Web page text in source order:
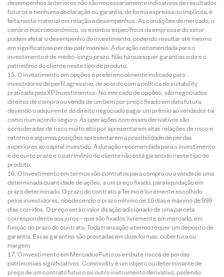
desempenhos anteriores não são necessariamente indicativos de resultados
futuros e nenhuma declaração ou garantia, de forma expressa ou implícita, é
feita neste material em relação a desempenhos. As condições de mercado, o
cenário macroeconômico, os eventos específicos da empresa e do setor
podem afetar o desempenho do investimento, podendo resultar até mesmo
em significativas perdas patrimoniais. A duração recomendada para o
investimento é de médio-longo prazo. Não há quaisquer garantias sobre o
patrimônio do cliente neste tipo de produto.
O investimento em opções é preferencialmente indicado para
investidores de perfil agressivo, de acordo com a política de suitability
praticada pela XP Investimentos. No mercado de opções, são negociados
direitos de compra ou venda de um bem por preço fixado em data futura,
devendo o adquirente do direito negociado pagar um prêmio ao vendedor tal
como num acordo seguro. As operações com esses derivativos são
consideradas de risco muito alto por apresentarem altas relações de risco e
retorno e algumas posições apresentarem a possibilidade de perdas
superiores ao capital investido. A duração recomendada para o investimento
é de curto prazo e o patrimônio do cliente não está garantido neste tipo de
produto.
O investimento em termos são contratos para compra ou a venda de uma
determinada quantidade de ações, a um preço fixado, para liquidação em
prazo determinado. O prazo do contrato a Termo é livremente escolhido
pelos investidores, obedecendo o prazo mínimo de 16 dias e máximo de 999
dias corridos. O preço será o valor da ação adicionado de uma parcela
correspondente aos juros – que são fixados livremente em mercado, em
função do prazo do contrato. Toda transação a termo requer um depósito de
garantia. Essas garantias são prestadas em duas formas: cobertura ou
margem.
O investimento em Mercados Futuros embute riscos de perdas
patrimoniais significativos. Commodity é um objeto ou determinante de
preço de um contrato futuro ou outro instrumento derivativo, podendo